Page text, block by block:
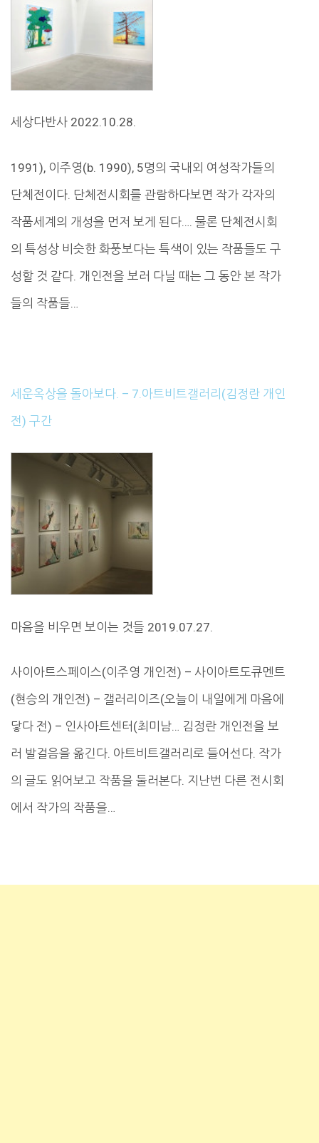
세상다반사 2022.10.28.
1991), 이주영(b. 1990), 5명의 국내외 여성작가들의
단체전이다. 단체전시회를 관람하다보면 작가 각자의
작품세계의 개성을 먼저 보게 된다…. 물론 단체전시회
의 특성상 비슷한 화풍보다는 특색이 있는 작품들도 구
성할 것 같다. 개인전을 보러 다닐 때는 그 동안 본 작가
들의 작품들…
세운옥상을 돌아보다. – 7.아트비트갤러리(김정란 개인
전) 구간
마음을 비우면 보이는 것들 2019.07.27.
사이아트스페이스(이주영 개인전) – 사이아트도큐멘트
(현승의 개인전) – 갤러리이즈(오늘이 내일에게 마음에
닿다 전) – 인사아트센터(최미남… 김정란 개인전을 보
러 발걸음을 옮긴다. 아트비트갤러리로 들어선다. 작가
의 글도 읽어보고 작품을 둘러본다. 지난번 다른 전시회
에서 작가의 작품을…